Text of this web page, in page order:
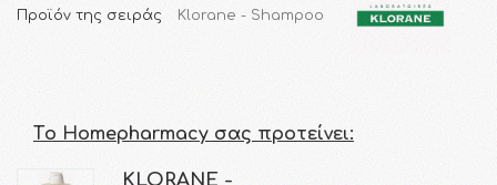
Προϊόν της σειράς Klorane - Shampoo
Τo Homepharmacy σας προτείνει:
KLORANE -